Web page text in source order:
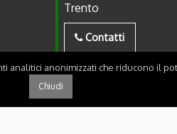
Trento
Contatti
anonimizzati che riducono il
Chiudi